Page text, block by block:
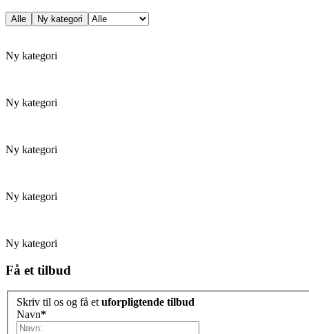
Ny kategori
Ny kategori
Ny kategori
Ny kategori
Ny kategori
Få et tilbud
Skriv til os og få et uforpligtende tilbud
Navn*